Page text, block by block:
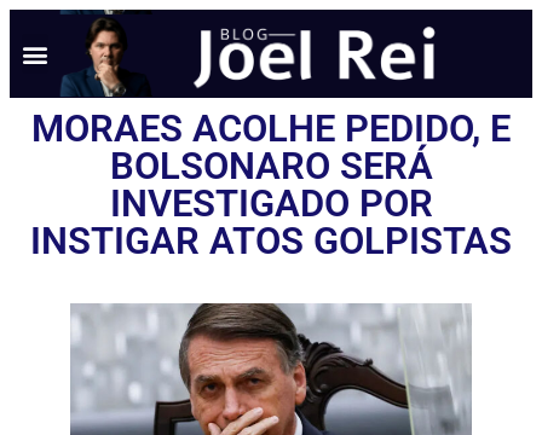
MORAES ACOLHE PEDIDO, E
BOLSONARO SERÁ
INVESTIGADO POR
INSTIGAR ATOS GOLPISTAS